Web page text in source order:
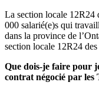
La section locale 12R24
000 salarié(e)s qui
dans la province de
section locale 12R24
Que dois-je faire pour
contrat négocié par les